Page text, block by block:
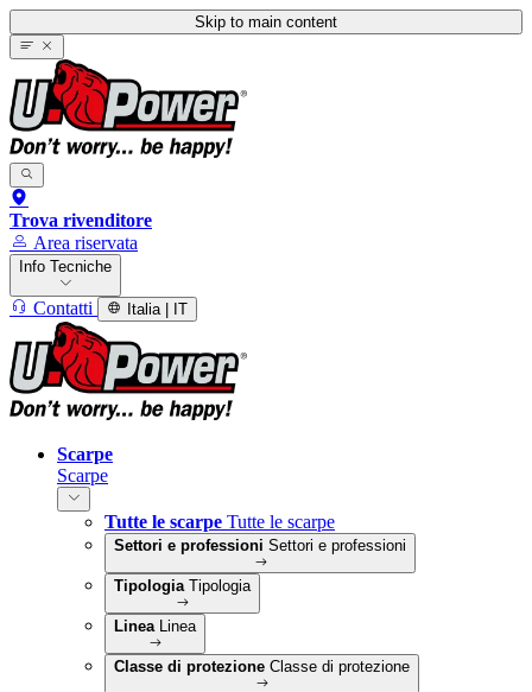
Skip to main content
Trova rivenditore
Area riservata
Info Tecniche
Contatti Italia | IT
Scarpe
Scarpe
Tutte le scarpe Tutte le scarpe
Settori e professioni Settori e professioni
Tipologia Tipologia
Linea Linea
Classe di protezione Classe di protezione